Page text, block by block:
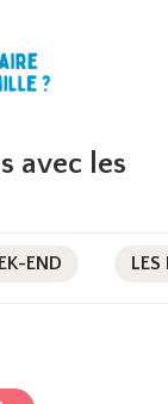
avec les
END LES